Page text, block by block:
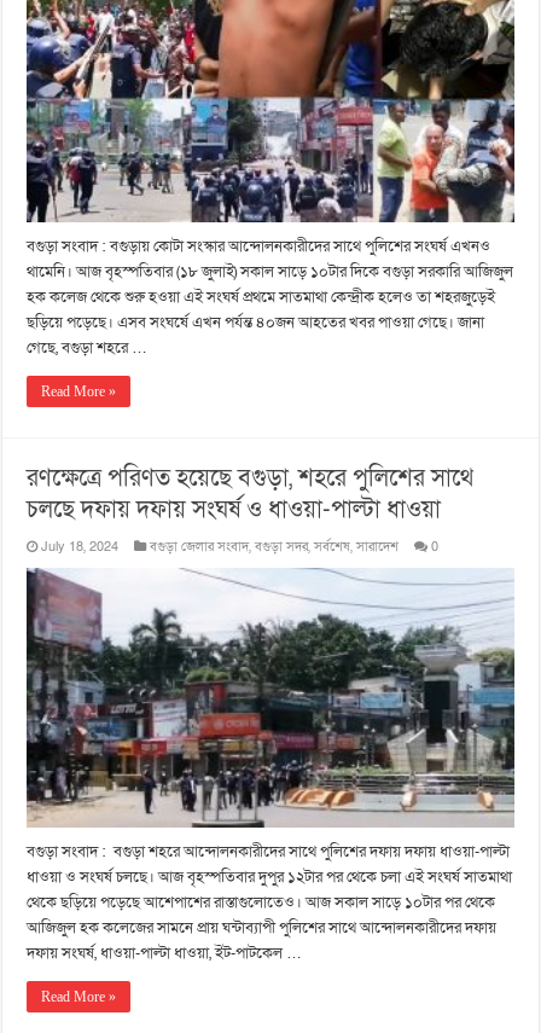
বগুড়া সংবাদ : বগুড়ায় কোটা সংস্কার আন্দোলনকারীদের সাথে পুলিশের সংঘর্ষ এখনও
থামেনি। আজ বৃহস্পতিবার (১৮ জুলাই) সকাল সাড়ে ১০টার দিকে বগুড়া সরকারি আজিজুল
হক কলেজ থেকে শুরু হওয়া এই সংঘর্ষ প্রথমে সাতমাথা কেন্দ্রীক হলেও তা শহরজুড়েই
ছড়িয়ে পড়েছে। এসব সংঘর্ষে এখন পর্যন্ত ৪০জন আহতের খবর পাওয়া গেছে। জানা
গেছে, বগুড়া শহরে …
Read More »
রণক্ষেত্রে পরিণত হয়েছে বগুড়া, শহরে পুলিশের সাথে
চলছে দফায় দফায় সংঘর্ষ ও ধাওয়া-পাল্টা ধাওয়া
July 18, 2024 বগুড়া জেলার সংবাদ,বগুড়া সদর,সর্বশেষ,সারাদেশ 0
বগুড়া সংবাদ : বগুড়া শহরে আন্দোলনকারীদের সাথে পুলিশের দফায় দফায় ধাওয়া-পাল্টা
ধাওয়া ও সংঘর্ষ চলছে। আজ বৃহস্পতিবার দুপুর ১২টার পর থেকে চলা এই সংঘর্ষ সাতমাথা
থেকে ছড়িয়ে পড়েছে আশেপাশের রাস্তাগুলোতেও। আজ সকাল সাড়ে ১০টার পর থেকে
আজিজুল হক কলেজের সামনে প্রায় ঘন্টাব্যাপী পুলিশের সাথে আন্দোলনকারীদের দফায়
দফায় সংঘর্ষ, ধাওয়া-পাল্টা ধাওয়া, ইট-পাটকেল …
Read More »